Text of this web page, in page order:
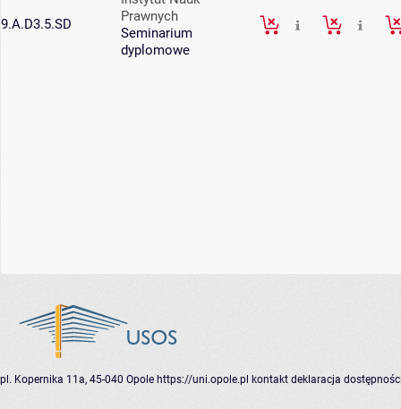
9.A.D3.5.SD
Prawnych
Seminarium
dyplomowe
pl. Kopernika 11a, 45-040 Opole https://uni.opole.pl kontakt deklaracja